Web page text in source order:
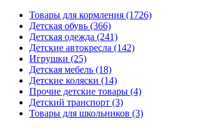
Товары для кормления (1726)
Детская обувь (366)
Детская одежда (241)
Детские автокресла (142)
Игрушки (25)
Детская мебель (18)
Детские коляски (14)
Прочие детские товары (4)
Детский транспорт (3)
Товары для школьников (3)